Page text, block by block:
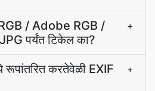
/ Adobe RGB /
पर्यंत टिकेल का?
+
करतेवेळी EXIF
+